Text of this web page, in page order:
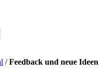
/ Feedback und neue Ideen